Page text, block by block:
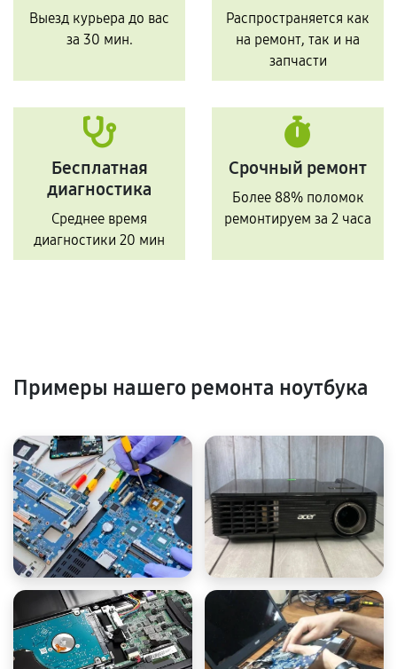
Выезд курьера до вас
за 30 мин.
Распространяется как
на ремонт, так и на
запчасти
Бесплатная
диагностика
Среднее время
диагностики 20 мин
Срочный ремонт
Более 88% поломок
ремонтируем за 2 часа
Примеры нашего ремонта ноутбука